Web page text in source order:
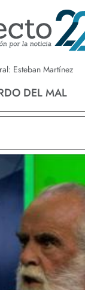
Esteban Martínez
DEL MAL
Nvo. Laredo